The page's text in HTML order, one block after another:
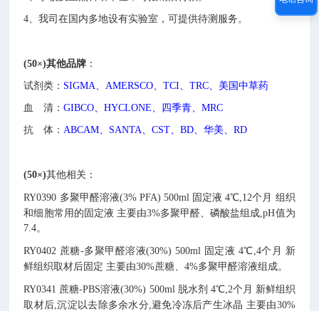
4、我司在国内多地设有实验室，可提供待测服务。
(50×)其他品牌 ：
试剂类： SIGMA、AMERSCO、TCI、TRC、美国中草药
血 清：GIBCO、HYCLONE、四季青、MRC
抗 体：ABCAM、SANTA、CST、BD、华美、RD
(50×)其他相关：
RY0390 多聚甲醛溶液(3% PFA) 500ml 固定液 4℃,12个月 组织
和细胞常用的固定液 主要由3%多聚甲醛、磷酸盐组成,pH值为
7.4。
RY0402 蔗糖-多聚甲醛溶液(30%) 500ml 固定液 4℃,4个月
新
鲜组织取材后固定 主要由30%蔗糖、4%多聚甲醛溶液组成。
RY0341 蔗糖-PBS溶液(30%) 500ml 脱水剂 4℃,2个月 新鲜组织
取材后,沉淀以去除多余水分,避免冷冻后产生冰晶 主要由30%